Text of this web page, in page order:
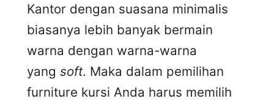
Kantor dengan suasana minimalis
biasanya lebih banyak bermain
warna dengan warna-warna
yang soft. Maka dalam pemilihan
furniture kursi Anda harus memilih